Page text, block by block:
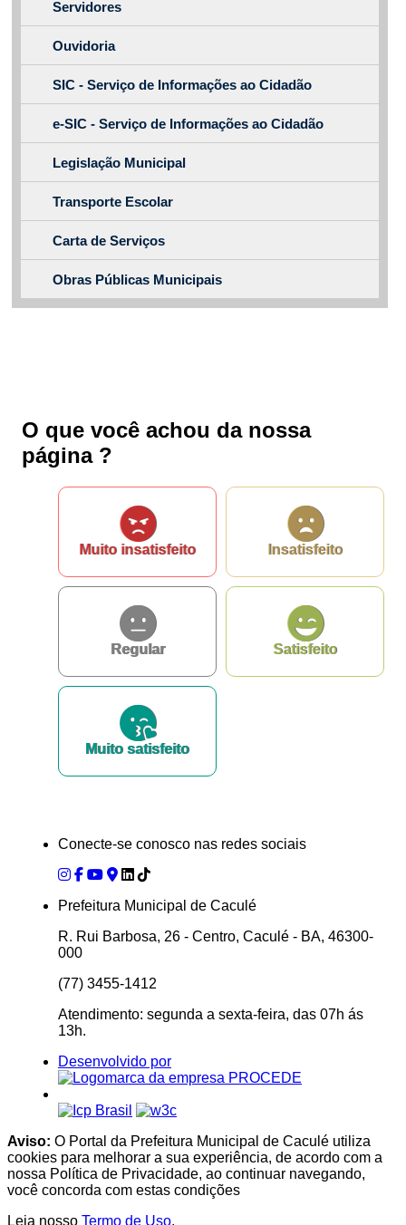
Servidores
Ouvidoria
SIC - Serviço de Informações ao Cidadão
e-SIC - Serviço de Informações ao Cidadão
Legislação Municipal
Transporte Escolar
Carta de Serviços
Obras Públicas Municipais
O que você achou da nossa
página ?
Muito insatisfeito Insatisfeito
Regular Satisfeito
Muito satisfeito
Conecte-se conosco nas redes sociais
Prefeitura Municipal de Caculé
R. Rui Barbosa, 26 - Centro, Caculé - BA, 46300-
000
(77) 3455-1412
Atendimento: segunda a sexta-feira, das 07h ás
13h.
Desenvolvido por
Aviso: O Portal da Prefeitura Municipal de Caculé utiliza
cookies para melhorar a sua experiência, de acordo com a
nossa Política de Privacidade, ao continuar navegando,
você concorda com estas condições
Leia nosso Termo de Uso.